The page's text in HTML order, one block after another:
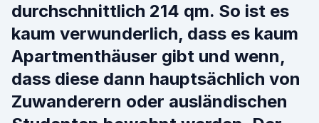
durchschnittlich 214 qm. So ist es
kaum verwunderlich, dass es kaum
Apartmenthäuser gibt und wenn,
dass diese dann hauptsächlich von
Zuwanderern oder ausländischen